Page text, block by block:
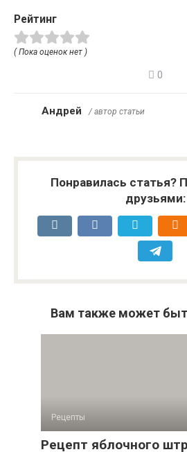
Рейтинг
( Пока оценок нет )
0
Андрей / автор статьи
Понравилась статья?
друзьями:
Вам также может
Рецепты
Рецепт яблочного